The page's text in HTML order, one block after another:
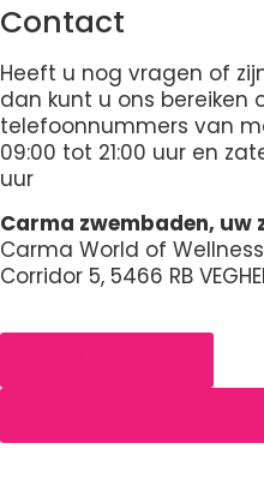
Contact
Heeft u nog vragen of
dan kunt u ons bereiken
telefoonnummers van
09:00 tot 21:00 uur en
uur
Carma zwembaden,
Carma World of Wellness
Corridor 5, 5466 RB